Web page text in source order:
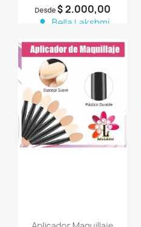
Desde $ 2.000,00
person Bella Lakshmi
favorite_border